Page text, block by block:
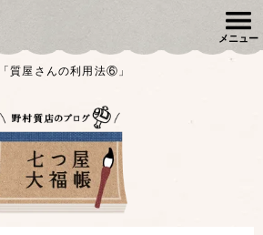
メニュー
「質屋さんの利用法⑥」